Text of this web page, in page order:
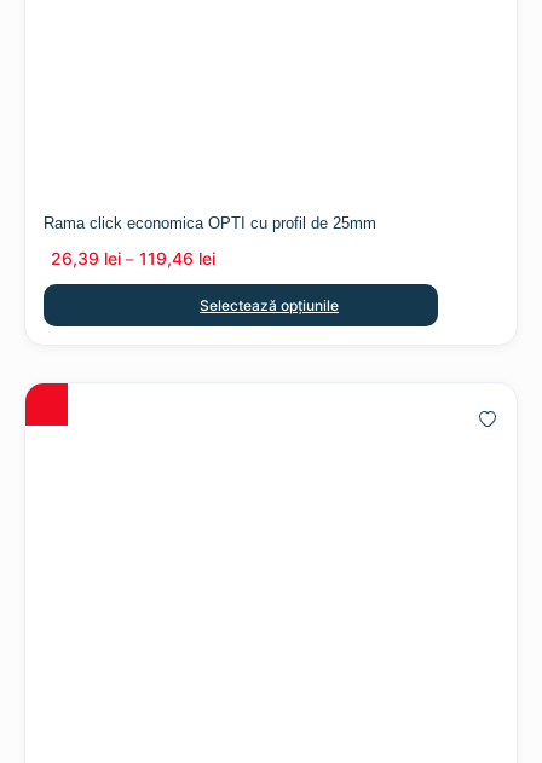
Rama click economica OPTI cu profil de 25mm
26,39 lei – 119,46 lei
Selectează opțiunile